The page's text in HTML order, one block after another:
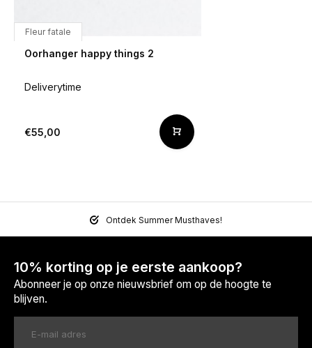
Fleur fatale
Oorhanger happy things 2
Deliverytime
€55,00
Ontdek Summer Musthaves!
10% korting op je eerste aankoop?
Abonneer je op onze nieuwsbrief om op de hoogte te
blijven.